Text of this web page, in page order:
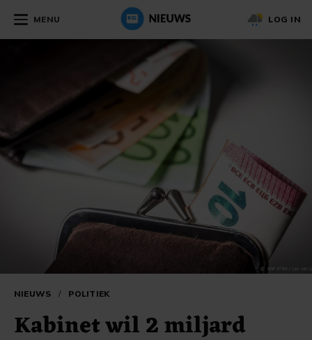
MENU LOG IN
NIEUWS / POLITIEK
Kabinet wil 2 miljard